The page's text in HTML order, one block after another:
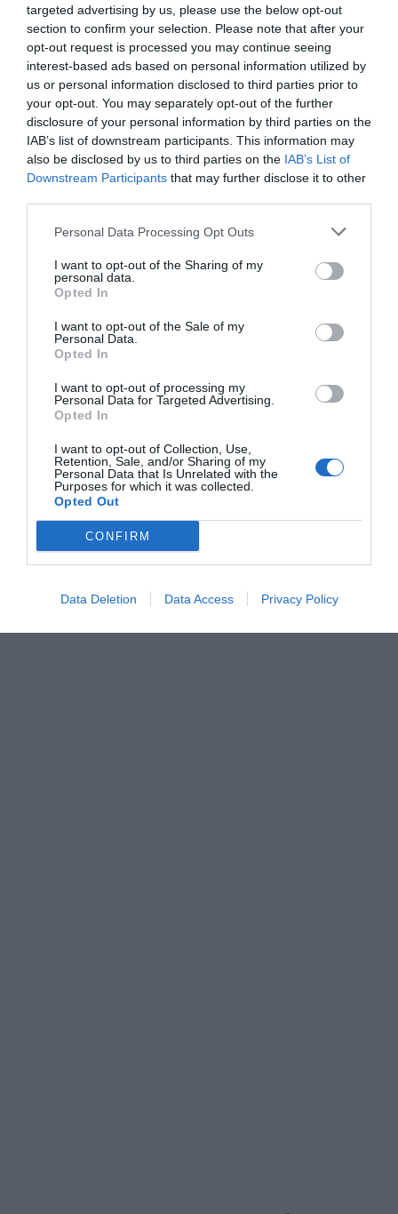
targeted advertising by us, please use the below opt-out
section to confirm your selection. Please note that after your
opt-out request is processed you may continue seeing
interest-based ads based on personal information utilized by
us or personal information disclosed to third parties prior to
your opt-out. You may separately opt-out of the further
disclosure of your personal information by third parties on the
IAB’s list of downstream participants. This information may
also be disclosed by us to third parties on the IAB’s List of
Downstream Participants that may further disclose it to other
Personal Data Processing Opt Outs
I want to opt-out of the Sharing of my
personal data.
Opted In
I want to opt-out of the Sale of my
Personal Data.
Opted In
I want to opt-out of processing my
Personal Data for Targeted Advertising.
Opted In
I want to opt-out of Collection, Use,
Retention, Sale, and/or Sharing of my
Personal Data that Is Unrelated with the
Purposes for which it was collected.
Opted Out
CONFIRM
Data Deletion Data Access Privacy Policy
Fixa en snabb igelkott av tårtbottnar >>
Baka en fladdermus av en kladdkakor >>
Facebook
E-post